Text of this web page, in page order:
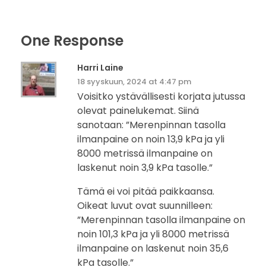
One Response
Harri Laine
18 syyskuun, 2024 at 4:47 pm
Voisitko ystävällisesti korjata jutussa
olevat painelukemat. Siinä
sanotaan: ”Merenpinnan tasolla
ilmanpaine on noin 13,9 kPa ja yli
8000 metrissä ilmanpaine on
laskenut noin 3,9 kPa tasolle.”
Tämä ei voi pitää paikkaansa.
Oikeat luvut ovat suunnilleen:
”Merenpinnan tasolla ilmanpaine on
noin 101,3 kPa ja yli 8000 metrissä
ilmanpaine on laskenut noin 35,6
kPa tasolle.”